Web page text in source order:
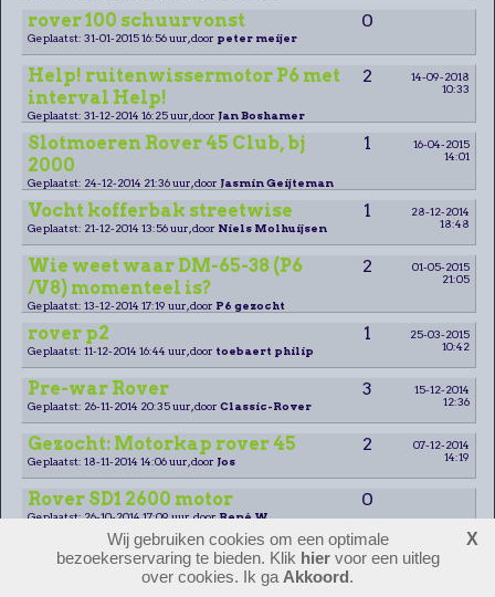
rover 100 schuurvonst 0
Geplaatst: 31-01-2015 16:56 uur, door peter meijer
Help! ruitenwissermotor P6 met
interval Help!
2
14-09-2018
10:33
Geplaatst: 31-12-2014 16:25 uur, door Jan Boshamer
Slotmoeren Rover 45 Club, bj
2000
1
16-04-2015
14:01
Geplaatst: 24-12-2014 21:36 uur, door Jasmin Geijteman
Vocht kofferbak streetwise 1
28-12-2014
18:48
Geplaatst: 21-12-2014 13:56 uur, door Niels Molhuijsen
Wie weet waar DM-65-38 (P6
/V8) momenteel is?
2
01-05-2015
21:05
Geplaatst: 13-12-2014 17:19 uur, door P6 gezocht
rover p2 1
25-03-2015
10:42
Geplaatst: 11-12-2014 16:44 uur, door toebaert philip
Pre-war Rover 3
15-12-2014
12:36
Geplaatst: 26-11-2014 20:35 uur, door Classic-Rover
Gezocht: Motorkap rover 45 2
07-12-2014
14:19
Geplaatst: 18-11-2014 14:06 uur, door Jos
Rover SD1 2600 motor 0
Geplaatst: 26-10-2014 17:09 uur, doorRené W.
Betrouwbaarheid SD1 vitesse
1
26-10-2014
Wij gebruiken cookies om een optimale
bezoekerservaring te bieden. Klik hiervoor een uitleg
over cookies. Ik ga Akkoord.
X